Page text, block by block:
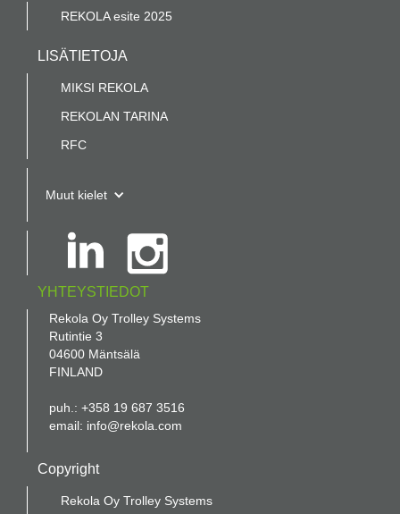
REKOLA esite 2025
LISÄTIETOJA
MIKSI REKOLA
REKOLAN TARINA
RFC
Muut kielet
YHTEYSTIEDOT
Rekola Oy Trolley Systems
Rutintie 3
04600 Mäntsälä
FINLAND
puh.: +358 19 687 3516
email: info@rekola.com
Copyright
Rekola Oy Trolley Systems